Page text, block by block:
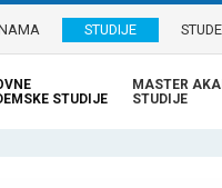
STUDIJE
STUDIJE
MASTER
STUDIJE